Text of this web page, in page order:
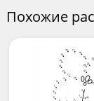
Похожие